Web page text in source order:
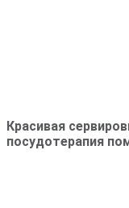
Красивая
посудотерапия